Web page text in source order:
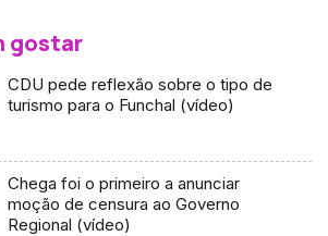
gostar
CDU pede reflexão sobre o tipo de
turismo para o Funchal (vídeo)
Chega foi o primeiro a anunciar
moção de censura ao Governo
Regional (vídeo)